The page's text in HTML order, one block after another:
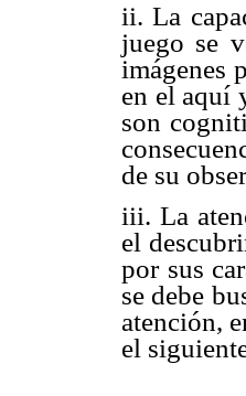
ii. La
juego se
imágenes
en el aquí
son
de su
iii. La
el
por sus
se debe
atención,
el